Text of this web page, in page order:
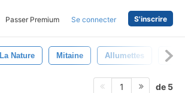
Passer Premium Se connecter S'inscrire
La Nature Mitaine Allumettes Carte
1 de 5